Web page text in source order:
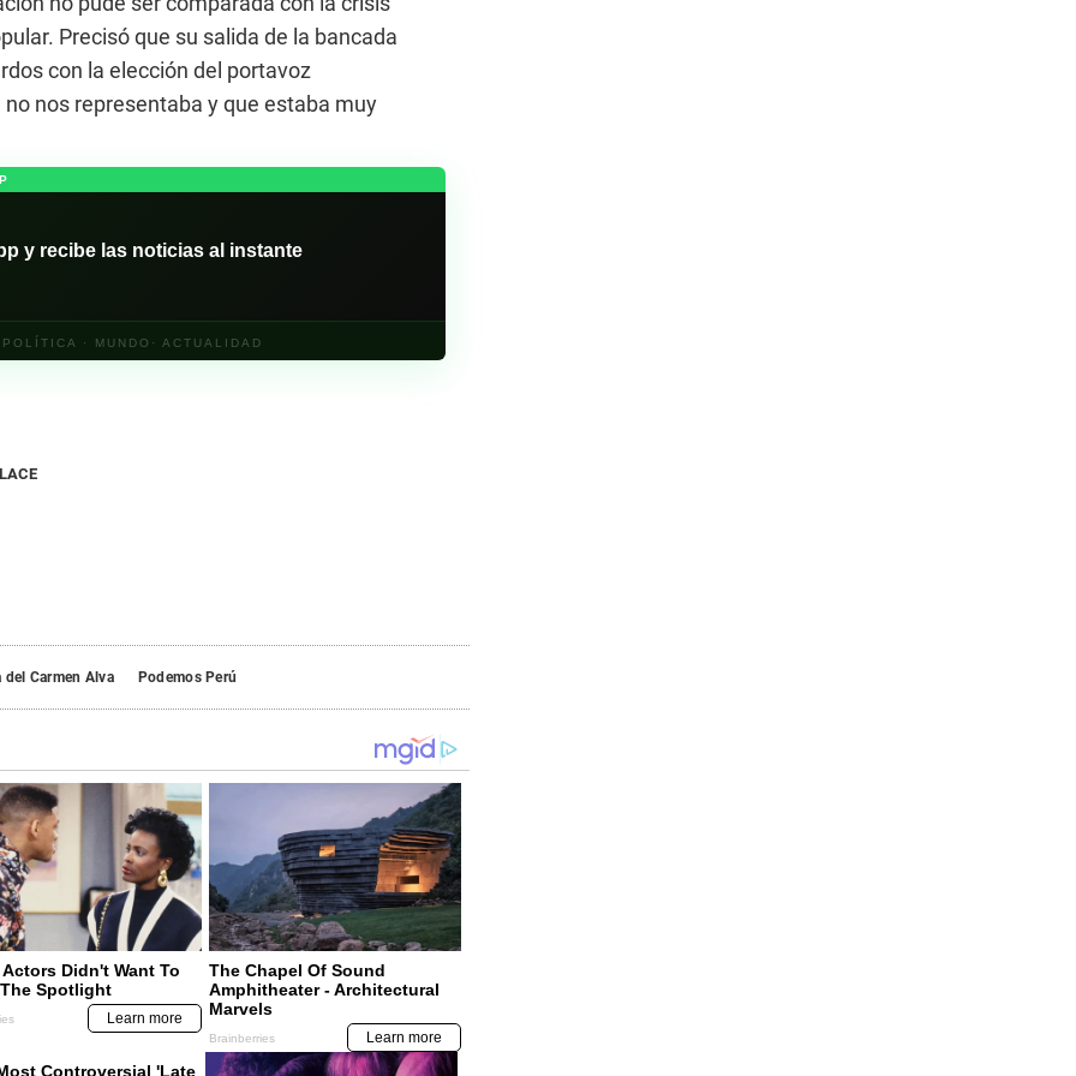
Precisó que su salida de la bancada
con la elección del portavoz
nos representaba y que estaba muy
y recibe las noticias al instante
· MUNDO· ACTUALIDAD
del Carmen Alva Podemos Perú